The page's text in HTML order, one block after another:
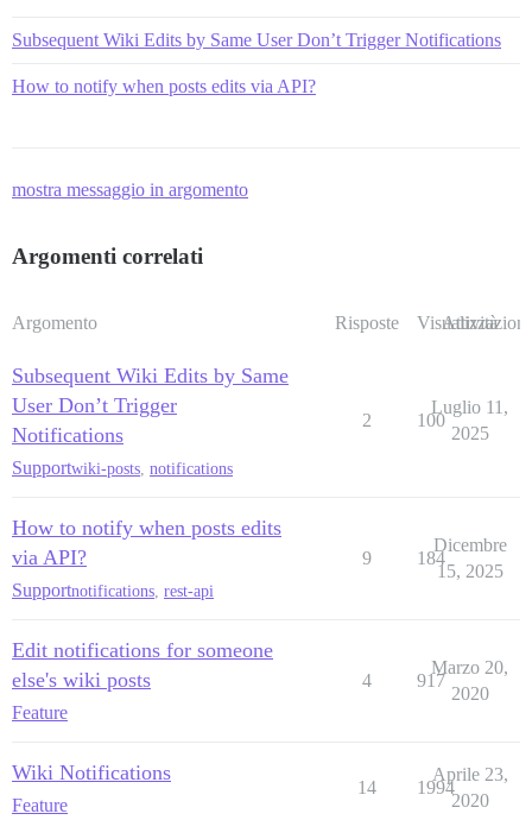
Subsequent Wiki Edits by Same User Don’t Trigger Notifications
How to notify when posts edits via API?
mostra messaggio in argomento
Argomenti correlati
Argomento Risposte Visualizzazioni
Attività
Subsequent Wiki Edits by Same
User Don’t Trigger
Notifications
Supportwiki-posts notifications
2 100
Luglio 11,
2025
How to notify when posts edits
via API?
Supportnotifications rest-api
9 184
Dicembre
15, 2025
Edit notifications for someone
else's wiki posts
Feature
4 917
Marzo 20,
2020
Wiki Notifications
Feature
14 1994
Aprile 23,
2020